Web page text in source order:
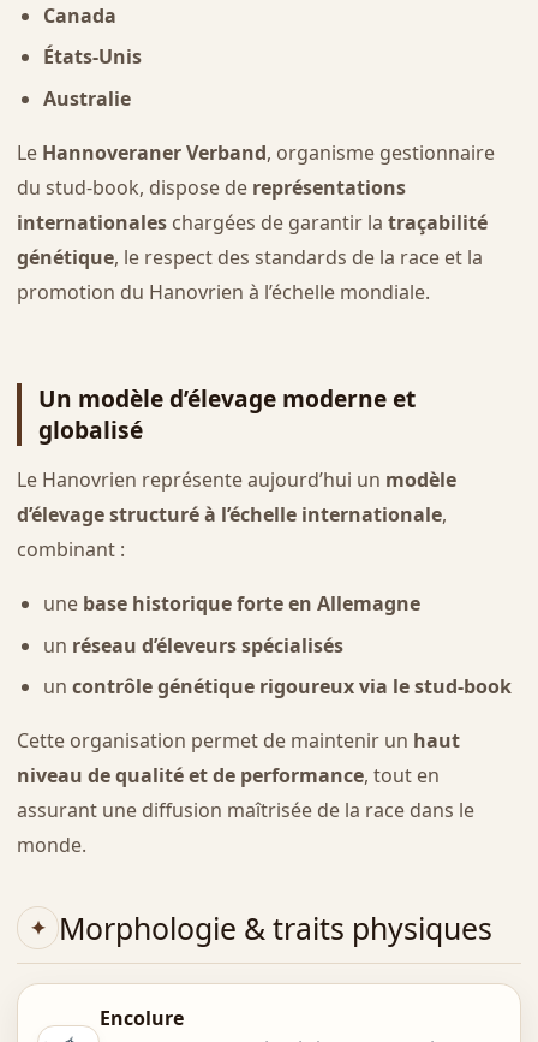
Canada
États-Unis
Australie
Le Hannoveraner Verband, organisme gestionnaire
du stud-book, dispose de représentations
internationaleschargées de garantir la traçabilité
génétique, le respect des standards de la race et la
promotion du Hanovrien à l’échelle mondiale.
Un modèle d’élevage moderne et
globalisé
Le Hanovrien représente aujourd’hui un modèle
d’élevage structuré à l’échelle internationale,
combinant :
une base historique forte en Allemagne
un réseau d’éleveurs spécialisés
un contrôle génétique rigoureux via le stud-book
Cette organisation permet de maintenir un haut
niveau de qualité et de performance, tout en
assurant une diffusion maîtrisée de la race dans le
monde.
Morphologie & traits physiques
Encolure